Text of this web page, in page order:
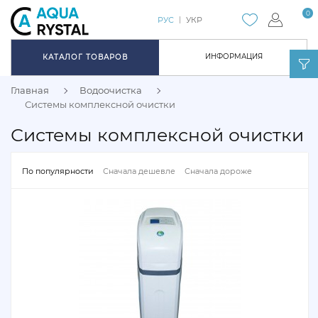
ИНФОРМАЦИЯ
0
РУС УКР
КАТАЛОГ ТОВАРОВ
Главная
Водоочистка
Системы комплексной очистки
Системы комплексной очистки
По популярности Сначала дешевле Сначала дороже